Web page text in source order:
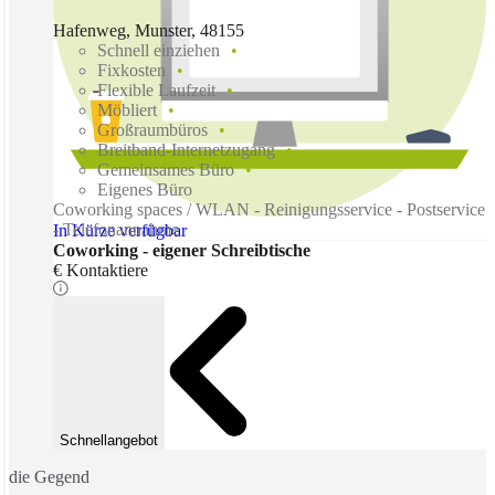
In Kürze verfügbar
Hafenweg, Munster, 48155
Schnell einziehen
Fixkosten
Flexible Laufzeit
Möbliert
Großraumbüros
Breitband-Internetzugang
Gemeinsames Büro
Eigenes Büro
Coworking spaces / WLAN - Reinigungsservice - Postservice
- Telefonannahme
Coworking - eigener Schreibtische
€ Kontaktiere
Schnellangebot
die Gegend